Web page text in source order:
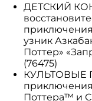
ДЕТСКИЙ
узник
Поттер»
(76475)
КУЛЬТОВЫЕ
Поттера™ и